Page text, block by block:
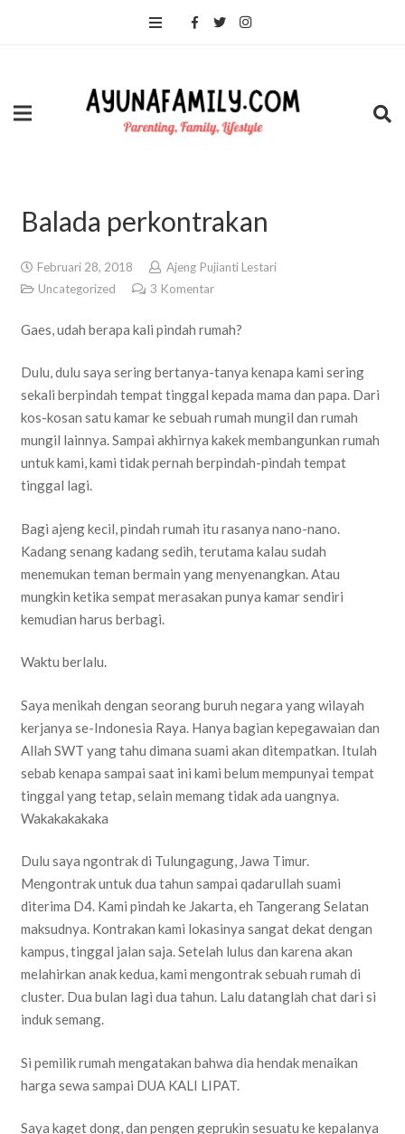
Balada perkontrakan
Februari 28, 2018
Ajeng Pujianti Lestari
Uncategorized
3 Komentar
Gaes, udah berapa kali pindah rumah?
Dulu, dulu saya sering bertanya-tanya kenapa kami sering
sekali berpindah tempat tinggal kepada mama dan papa. Dari
kos-kosan satu kamar ke sebuah rumah mungil dan rumah
mungil lainnya. Sampai akhirnya kakek membangunkan rumah
untuk kami, kami tidak pernah berpindah-pindah tempat
tinggal lagi.
Bagi ajeng kecil, pindah rumah itu rasanya nano-nano.
Kadang senang kadang sedih, terutama kalau sudah
menemukan teman bermain yang menyenangkan. Atau
mungkin ketika sempat merasakan punya kamar sendiri
kemudian harus berbagi.
Waktu berlalu.
Saya menikah dengan seorang buruh negara yang wilayah
kerjanya se-Indonesia Raya. Hanya bagian kepegawaian dan
Allah SWT yang tahu dimana suami akan ditempatkan. Itulah
sebab kenapa sampai saat ini kami belum mempunyai tempat
tinggal yang tetap, selain memang tidak ada uangnya.
Wakakakakaka
Dulu saya ngontrak di Tulungagung, Jawa Timur.
Mengontrak untuk dua tahun sampai qadarullah suami
diterima D4. Kami pindah ke Jakarta, eh Tangerang Selatan
maksudnya. Kontrakan kami lokasinya sangat dekat dengan
kampus, tinggal jalan saja. Setelah lulus dan karena akan
melahirkan anak kedua, kami mengontrak sebuah rumah di
cluster. Dua bulan lagi dua tahun. Lalu datanglah chat dari si
induk semang.
Si pemilik rumah mengatakan bahwa dia hendak menaikan
harga sewa sampai DUA KALI LIPAT.
Saya kaget dong, dan pengen geprukin sesuatu ke kepalanya